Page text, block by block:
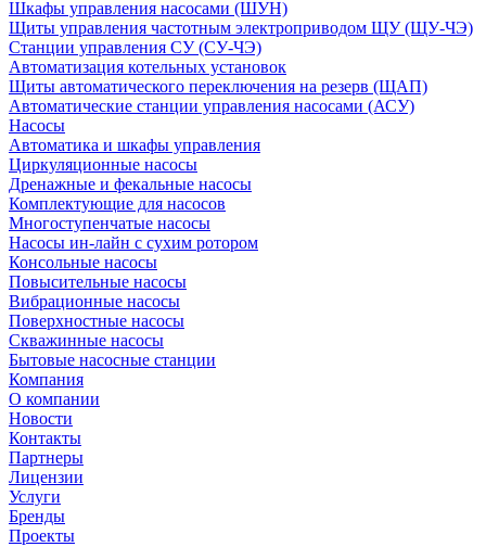
Шкафы управления насосами (ШУН)
Щиты управления частотным электроприводом ЩУ (ЩУ-ЧЭ)
Станции управления СУ (СУ-ЧЭ)
Автоматизация котельных установок
Щиты автоматического переключения на резерв (ЩАП)
Автоматические станции управления насосами (АСУ)
Насосы
Автоматика и шкафы управления
Циркуляционные насосы
Дренажные и фекальные насосы
Комплектующие для насосов
Многоступенчатые насосы
Насосы ин-лайн с сухим ротором
Консольные насосы
Повысительные насосы
Вибрационные насосы
Поверхностные насосы
Скважинные насосы
Бытовые насосные станции
Компания
О компании
Новости
Контакты
Партнеры
Лицензии
Услуги
Бренды
Проекты